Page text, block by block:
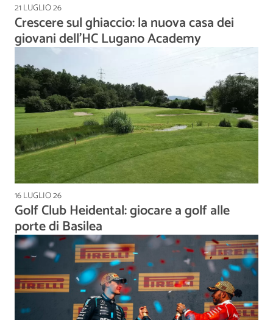
21 LUGLIO 26
Crescere sul ghiaccio: la nuova casa dei
giovani dell’HC Lugano Academy
16 LUGLIO 26
Golf Club Heidental: giocare a golf alle
porte di Basilea